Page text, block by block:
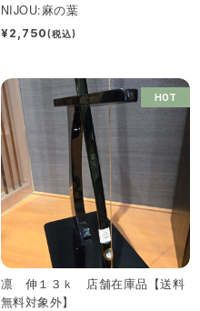
NIJOU:麻の葉
¥2,750(税込)
HOT
凛 伸１３ｋ 店舗在庫品【送料
無料対象外】